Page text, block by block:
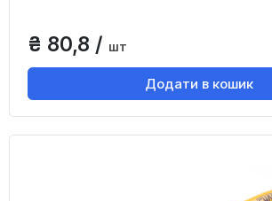
₴ 80,8 / шт
Додати в кошик